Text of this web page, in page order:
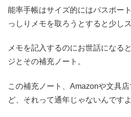
能率手帳はサイズ的にはパスポー
っしりメモを取ろうとすると少し
メモを記入するのにお世話になる
ジとその補充ノート。
この補充ノート、Amazonや文具
ど、それって通年じゃないんですよ